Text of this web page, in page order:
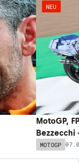
NEU
MotoGP,
Bezzecchi
MOTOGP